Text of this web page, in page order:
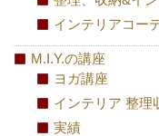
インテリアコー
M.I.Y.の講座
ヨガ講座
インテリア 整理
実績